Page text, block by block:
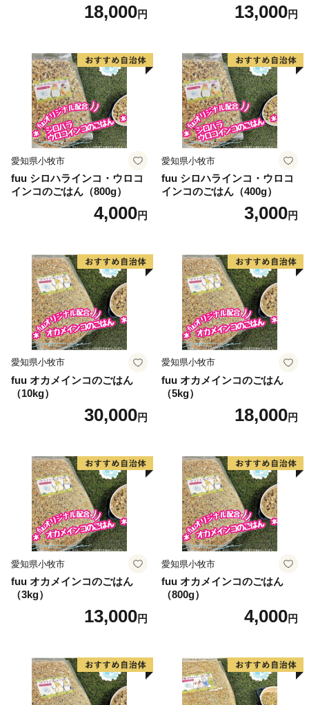
寄附件数 103件
令和5年1月1日から12月31日までに特定事業（具体的な
事業）にいただきました寄附金につきましては、一旦
「ふるさと応援基金」に積み立て、翌年度の各事業に活
用させていただきます。
令和5年は11事業のうち7事業に対し、103人の方から
146万7,000円の御寄附をいただきました。令和6年度
は、積立額から7事業に146万7,000円を活用させていた
だきます。
ワンストップ特例申請書の受付が完了している方につき
ましては、寄附申請の際に登録していただいたメールア
ドレス宛に受付完了メールを送信しています。紙での受
付書を希望される方は下記までご連絡ください。
※ワンストップ特例申請に関する問合せはこちら※
富士市ふるさと納税サポート室
住所：〒403-0006 山梨県富士吉田市新屋2-5-7
TEL：050-3114-0332 (平日9:00-18:00)
18,000円 13,000円
愛知県小牧市
fuu シロハラインコ・ウロコ
インコのごはん（800g）
4,000円
愛知県小牧市
fuu シロハラインコ・ウロコ
インコのごはん（400g）
3,000円
愛知県小牧市
fuu オカメインコのごはん
（10kg）
30,000円
愛知県小牧市
fuu オカメインコのごはん
（5kg）
18,000円
愛知県小牧市
fuu オカメインコのごはん
（3kg）
13,000円
愛知県小牧市
fuu オカメインコのごはん
（800g）
4,000円